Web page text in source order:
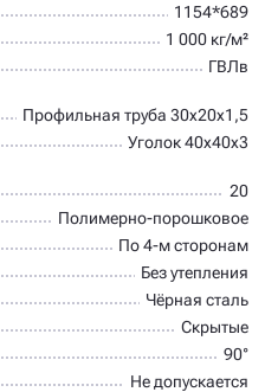
1154*689
1 000 кг/м²
ГВЛв
Профильная труба 30х20х1,5
Уголок 40х40х3
20
Полимерно-порошковое
По 4-м сторонам
Без утепления
Чёрная сталь
Скрытые
90°
Не допускается